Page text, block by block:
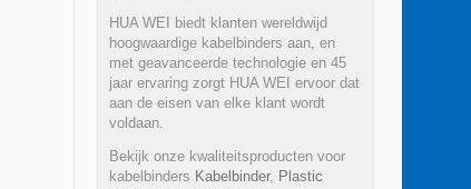
HUA WEI biedt klanten wereldwijd
hoogwaardige kabelbinders aan, en
met geavanceerde technologie en 45
jaar ervaring zorgt HUA WEI ervoor dat
aan de eisen van elke klant wordt
voldaan.
Bekijk onze kwaliteitsproducten voor
kabelbinders Kabelbinder, Plastic